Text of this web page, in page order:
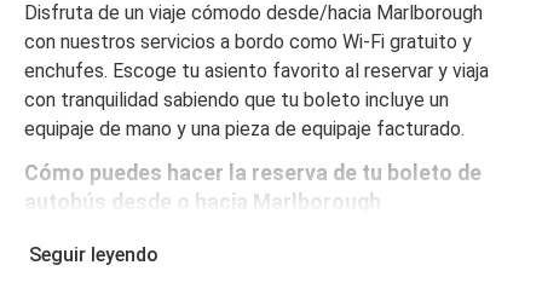
Disfruta de un viaje cómodo desde/hacia Marlborough
con nuestros servicios a bordo como Wi-Fi gratuito y
enchufes. Escoge tu asiento favorito al reservar y viaja
con tranquilidad sabiendo que tu boleto incluye un
equipaje de mano y una pieza de equipaje facturado.
Cómo puedes hacer la reserva de tu boleto de
autobús desde o hacia Marlborough
Reservar un boleto con FlixBus es muy sencillo: en este
Seguir leyendo